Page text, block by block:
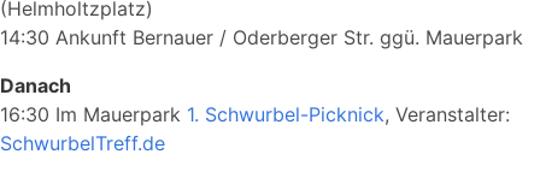
(Helmholtzplatz)
14:30 Ankunft Bernauer / Oderberger Str. ggü. Mauerpark
Danach
16:30 Im Mauerpark 1. Schwurbel-Picknick, Veranstalter:
SchwurbelTreff.de